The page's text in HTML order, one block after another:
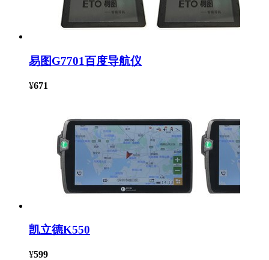
易图G7701百度导航仪
¥671
凯立德K550
¥599